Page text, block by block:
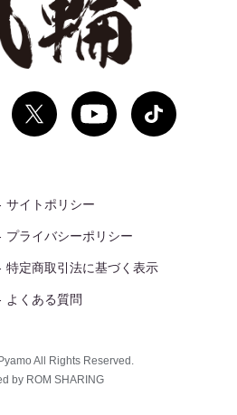
サイトポリシー
プライバシーポリシー
特定商取引法に基づく表示
よくある質問
All Rights Reserved.
by ROM SHARING